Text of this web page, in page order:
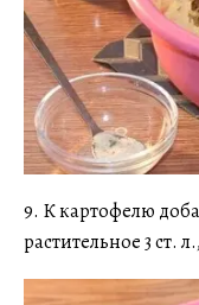
9. К картофелю
растительное 3 ст.